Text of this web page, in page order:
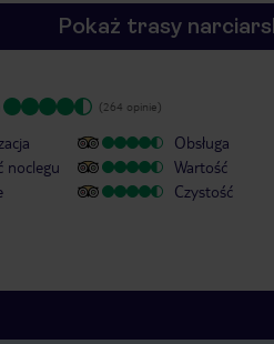
Pokaż trasy
(264 opinie)
noclegu
Obsługa
Wartość
Czystość